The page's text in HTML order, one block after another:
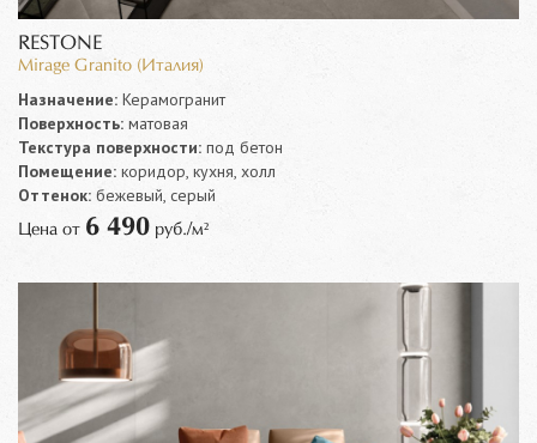
RESTONE
Mirage Granito (Италия)
Назначение: Керамогранит
Поверхность: матовая
Текстура поверхности: под бетон
Помещение: коридор, кухня, холл
Оттенок: бежевый, серый
Цена от 6 490 руб./м²